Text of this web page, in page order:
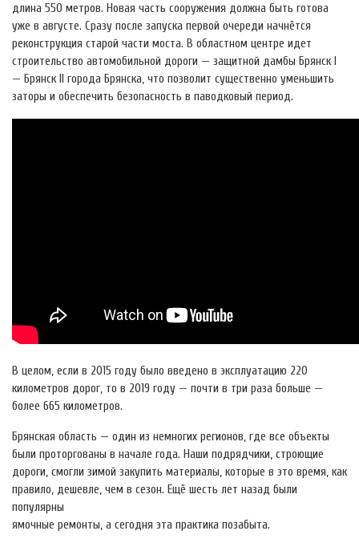
длина 550 метров. Новая часть сооружения должна быть готова
уже в августе. Сразу после запуска первой очереди начнётся
реконструкция старой части моста. В областном центре идет
строительство автомобильной дороги — защитной дамбы Брянск I
— Брянск II города Брянска, что позволит существенно уменьшить
заторы и обеспечить безопасность в паводковый период.
В целом, если в 2015 году было введено в эксплуатацию 220
километров дорог, то в 2019 году — почти в три раза больше —
более 665 километров.
Брянская область — один из немногих регионов, где все объекты
были проторгованы в начале года. Наши подрядчики, строющие
дороги, смогли зимой закупить материалы, которые в это время, как
правило, дешевле, чем в сезон. Ещё шесть лет назад были
популярны
ямочные ремонты, а сегодня эта практика позабыта.